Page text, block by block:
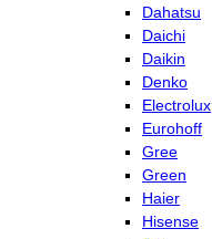
Dahatsu
Daichi
Daikin
Denko
Electrolux
Eurohoff
Gree
Green
Haier
Hisense